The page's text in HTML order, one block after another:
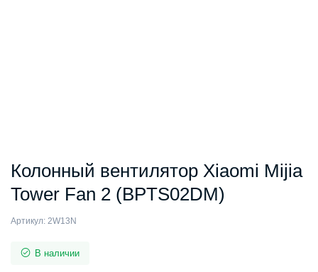
Колонный вентилятор Xiaomi Mijia
Tower Fan 2 (BPTS02DM)
Артикул: 2W13N
В наличии